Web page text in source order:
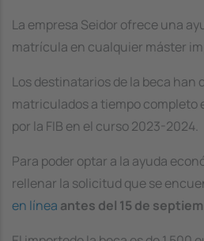
La empresa Seidor ofrece una
matrícula en cualquier máster
Los destinatarios de la beca han
matriculados a tiempo completo
por la FIB en el curso 2023-2024.
Para poder optar a la ayuda
rellenar la solicitud que se
en línea antes del 15 de